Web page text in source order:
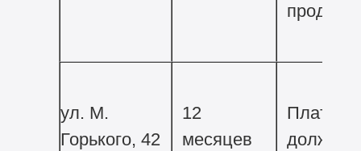
ул. М.
Горького, 42
12
месяцев
Платежи
должны